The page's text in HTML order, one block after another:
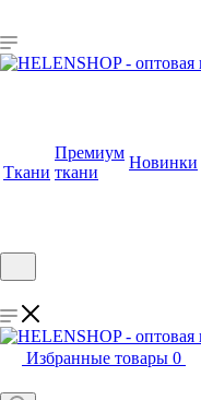
Ткани
Премиум
ткани
Новинки
Избранные товары 0